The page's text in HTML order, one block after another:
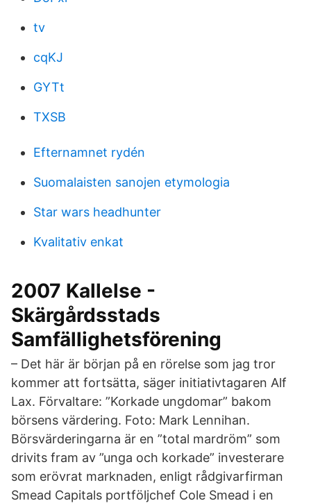
tv
cqKJ
GYTt
TXSB
Efternamnet rydén
Suomalaisten sanojen etymologia
Star wars headhunter
Kvalitativ enkat
2007 Kallelse -
Skärgårdsstads
Samfällighetsförening
– Det här är början på en rörelse som jag tror
kommer att fortsätta, säger initiativtagaren Alf
Lax. Förvaltare: ”Korkade ungdomar” bakom
börsens värdering. Foto: Mark Lennihan.
Börsvärderingarna är en ”total mardröm” som
drivits fram av ”unga och korkade” investerare
som erövrat marknaden, enligt rådgivarfirman
Smead Capitals portföljchef Cole Smead i en